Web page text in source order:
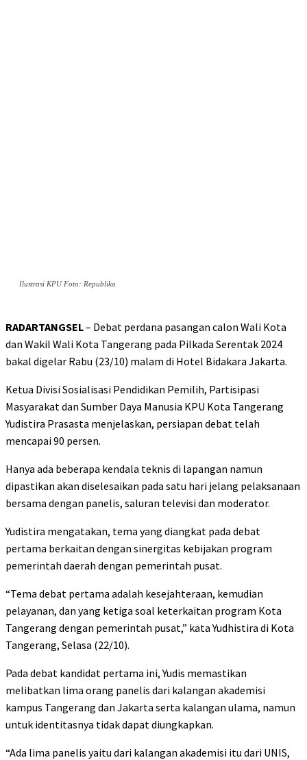
Ilustrasi KPU Foto: Republika
RADARTANGSEL– Debat perdana pasangan calon Wali Kota
dan Wakil Wali Kota Tangerang pada Pilkada Serentak 2024
bakal digelar Rabu (23/10) malam di Hotel Bidakara Jakarta.
Ketua Divisi Sosialisasi Pendidikan Pemilih, Partisipasi
Masyarakat dan Sumber Daya Manusia KPU Kota Tangerang
Yudistira Prasasta menjelaskan, persiapan debat telah
mencapai 90 persen.
Hanya ada beberapa kendala teknis di lapangan namun
dipastikan akan diselesaikan pada satu hari jelang pelaksanaan
bersama dengan panelis, saluran televisi dan moderator.
Yudistira mengatakan, tema yang diangkat pada debat
pertama berkaitan dengan sinergitas kebijakan program
pemerintah daerah dengan pemerintah pusat.
“Tema debat pertama adalah kesejahteraan, kemudian
pelayanan, dan yang ketiga soal keterkaitan program Kota
Tangerang dengan pemerintah pusat,” kata Yudhistira di Kota
Tangerang, Selasa (22/10).
Pada debat kandidat pertama ini, Yudis memastikan
melibatkan lima orang panelis dari kalangan akademisi
kampus Tangerang dan Jakarta serta kalangan ulama, namun
untuk identitasnya tidak dapat diungkapkan.
“Ada lima panelis yaitu dari kalangan akademisi itu dari UNIS,